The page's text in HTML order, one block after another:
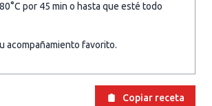
por 45 min o hasta que esté todo
acompañamiento favorito.
Copiar receta